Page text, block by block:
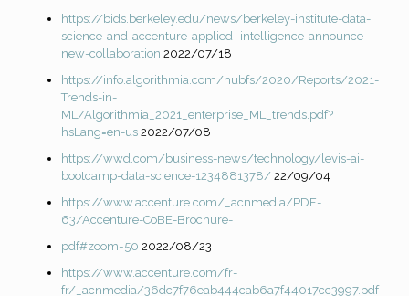
https://bids.berkeley.edu/news/berkeley-institute-data-
science-and-accenture-applied- intelligence-announce-
new-collaboration 2022/07/18
https://info.algorithmia.com/hubfs/2020/Reports/2021-
Trends-in-
ML/Algorithmia_2021_enterprise_ML_trends.pdf?
hsLang=en-us 2022/07/08
https://wwd.com/business-news/technology/levis-ai-
bootcamp-data-science-1234881378/ 22/09/04
https://www.accenture.com/_acnmedia/PDF-
63/Accenture-CoBE-Brochure-
pdf#zoom=50 2022/08/23
https://www.accenture.com/fr-
fr/_acnmedia/36dc7f76eab444cab6a7f44017cc3997.pdf